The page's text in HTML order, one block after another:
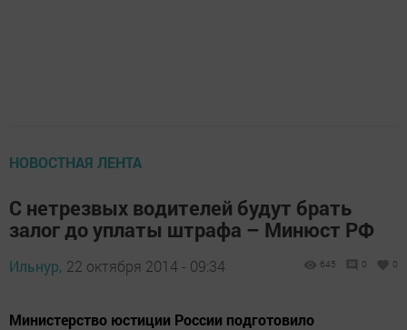
НОВОСТНАЯ ЛЕНТА
C нетрезвых водителей будут брать
залог до уплаты штрафа – Минюст РФ
Ильнур, 22 октября 2014 - 09:34 645 0 0
Министерство юстиции России подготовило